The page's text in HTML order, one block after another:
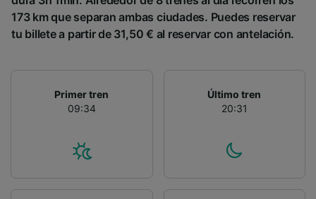
173 km que separan ambas ciudades. Puedes reservar
tu billete a partir de 31,50 € al reservar con antelación.
Primer tren
09:34
Último tren
20:31